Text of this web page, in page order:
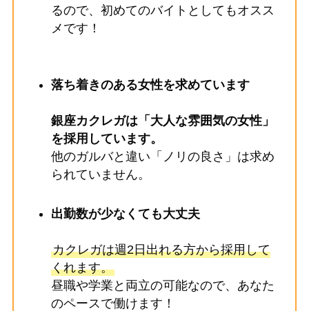
るので、初めてのバイトとしてもオスス
メです！
落ち着きのある女性を求めています
銀座カクレガは「大人な雰囲気の女性」
を採用しています。
他のガルバと違い「ノリの良さ」は求め
られていません。
出勤数が少なくても大丈夫
カクレガは週2日出れる方から採用して
くれます。
昼職や学業と両立の可能なので、あなた
のペースで働けます！